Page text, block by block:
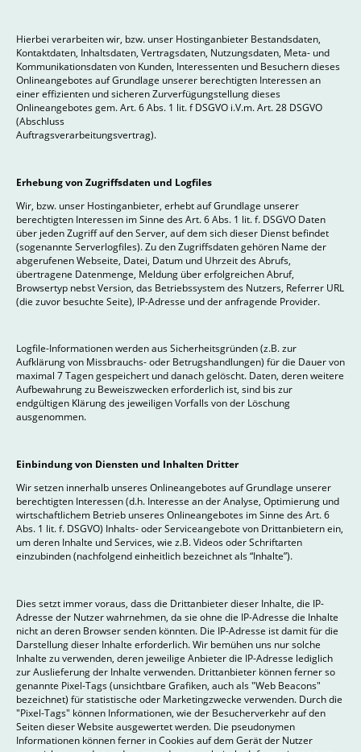
Hierbei verarbeiten wir, bzw. unser Hostinganbieter Bestandsdaten,
Kontaktdaten, Inhaltsdaten, Vertragsdaten, Nutzungsdaten, Meta- und
Kommunikationsdaten von Kunden, Interessenten und Besuchern dieses
Onlineangebotes auf Grundlage unserer berechtigten Interessen an
einer effizienten und sicheren Zurverfügungstellung dieses
Onlineangebotes gem. Art. 6 Abs. 1 lit. f DSGVO i.V.m. Art. 28 DSGVO
(Abschluss
Auftragsverarbeitungsvertrag).
Erhebung von Zugriffsdaten und Logfiles
Wir, bzw. unser Hostinganbieter, erhebt auf Grundlage unserer
berechtigten Interessen im Sinne des Art. 6 Abs. 1 lit. f. DSGVO Daten
über jeden Zugriff auf den Server, auf dem sich dieser Dienst befindet
(sogenannte Serverlogfiles). Zu den Zugriffsdaten gehören Name der
abgerufenen Webseite, Datei, Datum und Uhrzeit des Abrufs,
übertragene Datenmenge, Meldung über erfolgreichen Abruf,
Browsertyp nebst Version, das Betriebssystem des Nutzers, Referrer URL
(die zuvor besuchte Seite), IP-Adresse und der anfragende Provider.
Logfile-Informationen werden aus Sicherheitsgründen (z.B. zur
Aufklärung von Missbrauchs- oder Betrugshandlungen) für die Dauer von
maximal 7 Tagen gespeichert und danach gelöscht. Daten, deren weitere
Aufbewahrung zu Beweiszwecken erforderlich ist, sind bis zur
endgültigen Klärung des jeweiligen Vorfalls von der Löschung
ausgenommen.
Einbindung von Diensten und Inhalten Dritter
Wir setzen innerhalb unseres Onlineangebotes auf Grundlage unserer
berechtigten Interessen (d.h. Interesse an der Analyse, Optimierung und
wirtschaftlichem Betrieb unseres Onlineangebotes im Sinne des Art. 6
Abs. 1 lit. f. DSGVO) Inhalts- oder Serviceangebote von Drittanbietern ein,
um deren Inhalte und Services, wie z.B. Videos oder Schriftarten
einzubinden (nachfolgend einheitlich bezeichnet als “Inhalte”).
Dies setzt immer voraus, dass die Drittanbieter dieser Inhalte, die IP-
Adresse der Nutzer wahrnehmen, da sie ohne die IP-Adresse die Inhalte
nicht an deren Browser senden könnten. Die IP-Adresse ist damit für die
Darstellung dieser Inhalte erforderlich. Wir bemühen uns nur solche
Inhalte zu verwenden, deren jeweilige Anbieter die IP-Adresse lediglich
zur Auslieferung der Inhalte verwenden. Drittanbieter können ferner so
genannte Pixel-Tags (unsichtbare Grafiken, auch als "Web Beacons"
bezeichnet) für statistische oder Marketingzwecke verwenden. Durch die
"Pixel-Tags" können Informationen, wie der Besucherverkehr auf den
Seiten dieser Website ausgewertet werden. Die pseudonymen
Informationen können ferner in Cookies auf dem Gerät der Nutzer